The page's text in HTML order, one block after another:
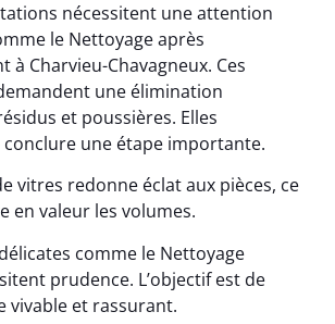
nécessitent une attention
le Nettoyage après
à Charvieu-Chavagneux. Ces
une élimination
et poussières. Elles
une étape importante.
vitres redonne éclat aux pièces, ce
en valeur les volumes.
comme le Nettoyage
prudence. L’objectif est de
vivable et rassurant.